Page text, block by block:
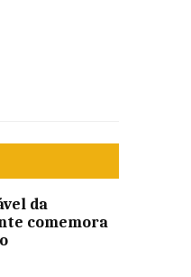
da
comemora